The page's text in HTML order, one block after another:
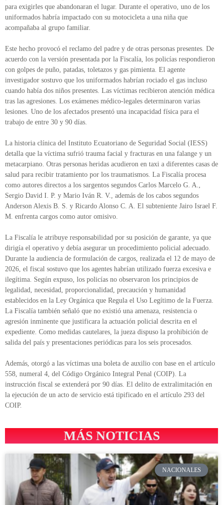
para exigirles que abandonaran el lugar. Durante el operativo, uno de los
uniformados habría impactado con su motocicleta a una niña que
acompañaba al grupo familiar.
Este hecho provocó el reclamo del padre y de otras personas presentes. De
acuerdo con la versión presentada por la Fiscalía, los policías respondieron
con golpes de puño, patadas, toletazos y gas pimienta. El agente
investigador sostuvo que los uniformados habrían rociado el gas incluso
cuando había dos niños presentes. Las víctimas recibieron atención médica
tras las agresiones. Los exámenes médico-legales determinaron varias
lesiones. Uno de los afectados presentó una incapacidad física para el
trabajo de entre 30 y 90 días.
La historia clínica del Instituto Ecuatoriano de Seguridad Social (IESS)
detalla que la víctima sufrió trauma facial y fracturas en una falange y un
metacarpiano. Otras personas heridas acudieron en taxi a diferentes casas de
salud para recibir tratamiento por los traumatismos. La Fiscalía procesa
como autores directos a los sargentos segundos Carlos Marcelo G. A.,
Sergio David I. P. y Mario Iván R. V., además de los cabos segundos
Anderson Alexis B. S. y Ricardo Alonso C. A. El subteniente Jairo Israel F.
M. enfrenta cargos como autor omisivo.
La Fiscalía le atribuye responsabilidad por su posición de garante, ya que
dirigía el operativo y debía asegurar un procedimiento policial adecuado.
Durante la audiencia de formulación de cargos, realizada el 12 de mayo de
2026, el fiscal sostuvo que los agentes habrían utilizado fuerza excesiva e
ilegítima. Según expuso, los policías no observaron los principios de
legalidad, necesidad, proporcionalidad, precaución y humanidad
establecidos en la Ley Orgánica que Regula el Uso Legítimo de la Fuerza.
La Fiscalía también señaló que no existió una amenaza, resistencia o
agresión inminente que justificara la actuación policial descrita en el
expediente. Como medidas cautelares, la jueza dispuso la prohibición de
salida del país y presentaciones periódicas para los seis procesados.
Además, otorgó a las víctimas una boleta de auxilio con base en el artículo
558, numeral 4, del Código Orgánico Integral Penal (COIP). La
instrucción fiscal se extenderá por 90 días. El delito de extralimitación en
la ejecución de un acto de servicio está tipificado en el artículo 293 del
COIP.
MÁS NOTICIAS
NACIONALES